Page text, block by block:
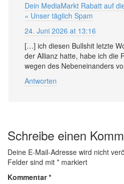
Dein MediaMarkt Rabatt auf
« Unser täglich Spam
24. Juni 2026 at 13:16
[…] ich diesen Bullshit letzte
der Allianz hatte, habe ich die
wegen des Nebeneinanders
Antworten
Schreibe einen
Deine E-Mail-Adresse wird nicht
Felder sind mit * markiert
Kommentar*